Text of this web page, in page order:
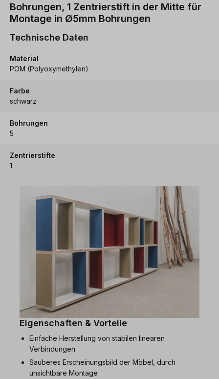
Bohrungen, 1 Zentrierstift in der Mitte für
Montage in Ø5mm Bohrungen
Technische Daten
Material
POM (Polyoxymethylen)
Farbe
schwarz
Bohrungen
5
Zentrierstifte
1
Eigenschaften & Vorteile
Einfache Herstellung von stabilen linearen
Verbindungen
Sauberes Erscheinungsbild der Möbel, durch
unsichtbare Montage